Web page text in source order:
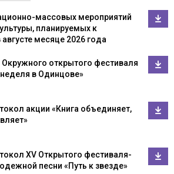
массовых мероприятий
планируемых к
месяце 2026 года
открытого фестиваля
в Одинцове»
акции «Книга объединяет,
XV Открытого фестиваля-
песни «Путь к звезде»